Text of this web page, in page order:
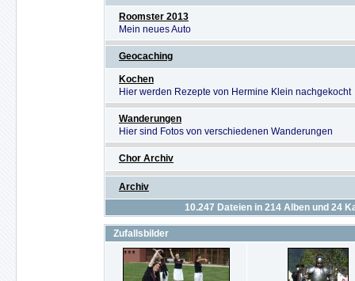
Roomster 2013
Mein neues Auto
Geocaching
Kochen
Hier werden Rezepte von Hermine Klein nachgekocht
Wanderungen
Hier sind Fotos von verschiedenen Wanderungen
Chor Archiv
Archiv
10.247 Dateien in 214Alben und 24
Zufallsbilder